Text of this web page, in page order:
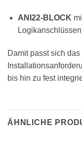
ANI22-BLOCK
Damit passt sich
bis hin zu fest
ÄHNLICHE